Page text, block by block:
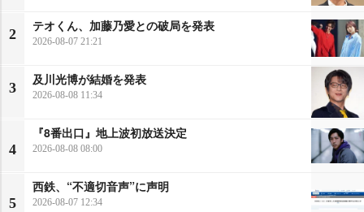
2
テオくん、加藤乃愛との破局を発表
2026-08-07 21:21
3
及川光博が結婚を発表
2026-08-08 11:34
4
『8番出口』地上波初放送決定
2026-08-08 08:00
5
西鉄、“不適切音声”に声明
2026-08-07 12:34